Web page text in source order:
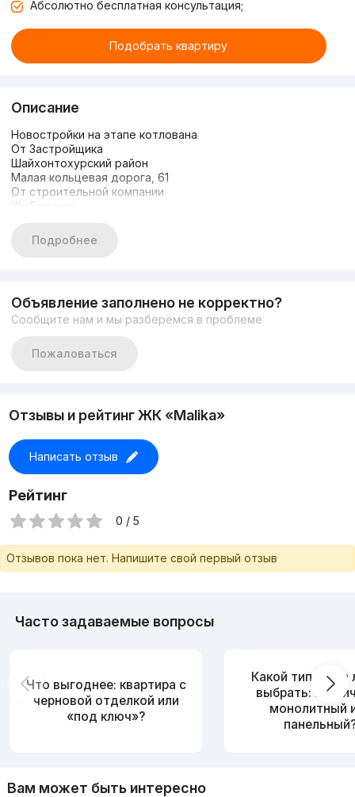
Абсолютно бесплатная консультация;
Подобрать квартиру
Описание
Новостройки на этапе котлована
От Застройщика
Шайхонтохурский район
Малая кольцевая дорога, 61
От строительной компании
Жк Барокко
От 47м2 до 93м2
Цена: 900 у.е
Подробнее
Объявление заполнено не корректно?
Сообщите нам и мы разберёмся в проблеме
Пожаловаться
Отзывы и рейтинг ЖК «Malika»
Написать отзыв
Рейтинг
0 / 5
Отзывов пока нет. Напишите свой первый отзыв
Часто задаваемые вопросы
Что выгоднее: квартира с
черновой отделкой или
«под ключ»?
Какой тип дома
выбрать:
монолитный
Вам может быть интересно